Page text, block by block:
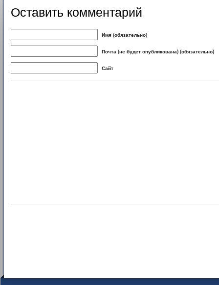
Оставить комментарий
Имя (обязательно)
Почта (не будет опубликована) (обязательно)
Сайт